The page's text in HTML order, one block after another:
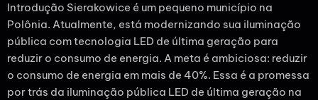
Introdução Sierakowice é um pequeno município na
Polônia. Atualmente, está modernizando sua iluminação
pública com tecnologia LED de última geração para
reduzir o consumo de energia. A meta é ambiciosa: reduzir
o consumo de energia em mais de 40%. Essa é a promessa
por trás da iluminação pública LED de última geração na